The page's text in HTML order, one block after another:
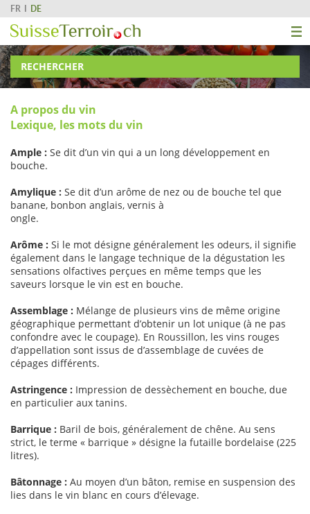
FR DE
RECHERCHER
A propos du vin
Lexique, les mots du vin
Ample : Se dit d’un vin qui a un long développement en
bouche.
Amylique : Se dit d’un arôme de nez ou de bouche tel que
banane, bonbon anglais, vernis à
ongle.
Arôme : Si le mot désigne généralement les odeurs, il signifie
également dans le langage technique de la dégustation les
sensations olfactives perçues en même temps que les
saveurs lorsque le vin est en bouche.
Assemblage : Mélange de plusieurs vins de même origine
géographique permettant d’obtenir un lot unique (à ne pas
confondre avec le coupage). En Roussillon, les vins rouges
d’appellation sont issus de d’assemblage de cuvées de
cépages différents.
Astringence : Impression de dessèchement en bouche, due
en particulier aux tanins.
Barrique : Baril de bois, généralement de chêne. Au sens
strict, le terme « barrique » désigne la futaille bordelaise (225
litres).
Bâtonnage : Au moyen d’un bâton, remise en suspension des
lies dans le vin blanc en cours d’élevage.